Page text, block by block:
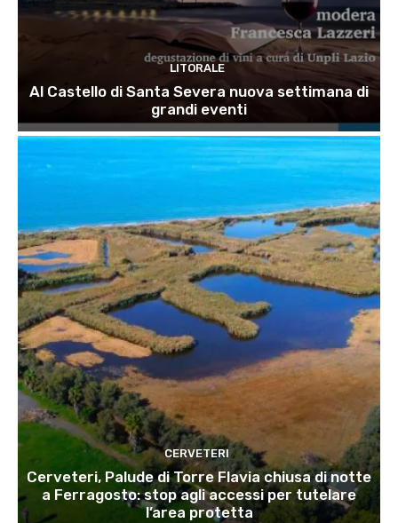
LITORALE
Al Castello di Santa Severa nuova settimana di
grandi eventi
CERVETERI
Cerveteri, Palude di Torre Flavia chiusa di notte
a Ferragosto: stop agli accessi per tutelare
l’area protetta